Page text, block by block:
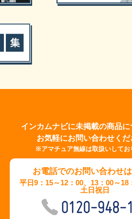
インカムナビに未掲載の商品に
お気軽にお問い合わせくだ
※アマチュア無線は取扱いしてお
お電話でのお問い合わせ
平日9：15～12：00、13：00～18
土日祝日